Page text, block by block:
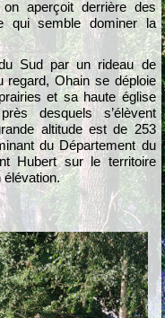
aperçoit derrière des
qui semble dominer la
Sud par un rideau de
regard, Ohain se déploie
et sa haute église
desquels s’élèvent
altitude est de 253
du Département du
Hubert sur le territoire
élévation.